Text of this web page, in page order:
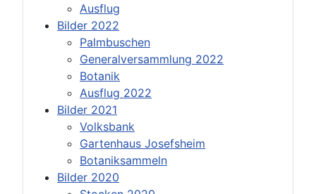
Ausflug
Bilder 2022
Palmbuschen
Generalversammlung 2022
Botanik
Ausflug 2022
Bilder 2021
Volksbank
Gartenhaus Josefsheim
Botaniksammeln
Bilder 2020